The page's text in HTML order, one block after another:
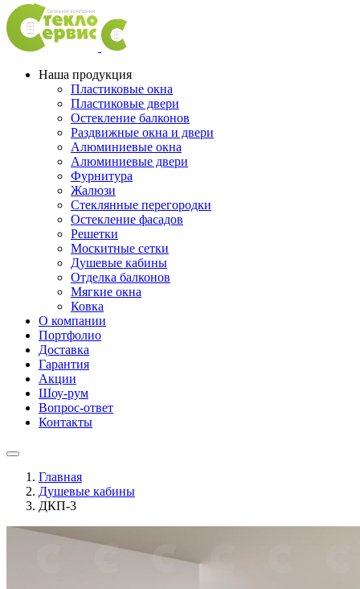
Наша продукция
Пластиковые окна
Пластиковые двери
Остекление балконов
Раздвижные окна и двери
Алюминиевые окна
Алюминиевые двери
Фурнитура
Жалюзи
Стеклянные перегородки
Остекление фасадов
Решетки
Москитные сетки
Душевые кабины
Отделка балконов
Мягкие окна
Ковка
О компании
Портфолио
Доставка
Гарантия
Акции
Шоу-рум
Вопрос-ответ
Контакты
Главная
Душевые кабины
ДКП-3